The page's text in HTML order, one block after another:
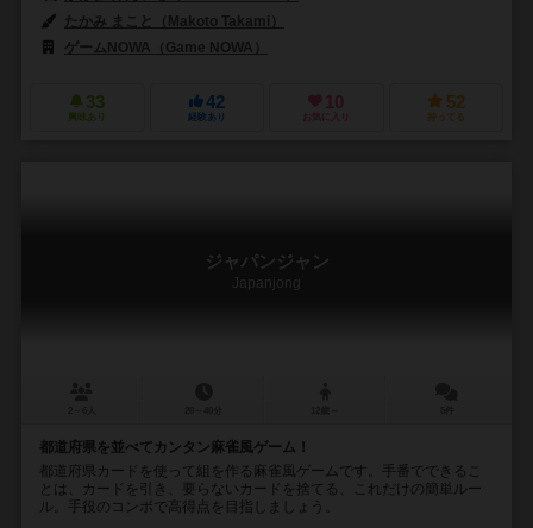
たかみ まこと（Makoto Takami）
ゲームNOWA（Game NOWA）
33
興味あり
42
経験あり
10
お気に入り
52
持ってる
ジャパンジャン
Japanjong
都道府県を並べてカンタン麻雀風ゲーム！
都道府県カードを使って組を作る麻雀風ゲームです。手番でできるこ
とは、カードを引き、要らないカードを捨てる、これだけの簡単ルー
ル。手役のコンボで高得点を目指しましょう。